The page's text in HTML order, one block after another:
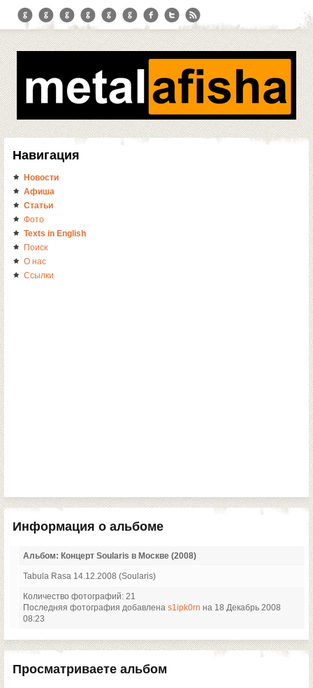
Навигация
Новости
Афиша
Статьи
Фото
Texts in English
Поиск
О нас
Ссылки
Информация о альбоме
Альбом: Концерт Soularis в Москве (2008)
Tabula Rasa 14.12.2008 (Soularis)
Количество фотографий: 21
Последняя фотография добавлена s1ipk0rn на 18 Декабрь 2008
08:23
Просматриваете альбом